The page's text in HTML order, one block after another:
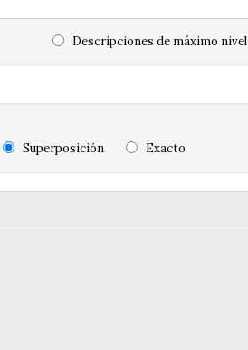
Descripciones de máximo nivel
Superposición
Exacto